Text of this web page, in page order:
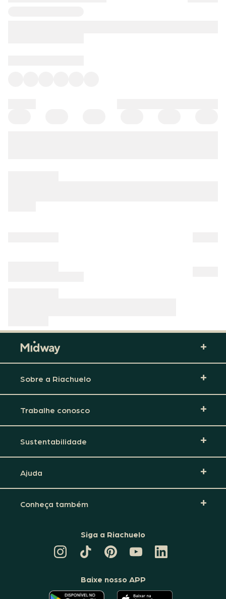
Sobre a Riachuelo
Trabalhe conosco
Sustentabilidade
Ajuda
Conheça também
Siga a Riachuelo
TIKTOK
DA
PINTEREST
DA
CANAL
DA
RIACHUELO
LINKEDIN
DA
Baixe nosso APP
O O